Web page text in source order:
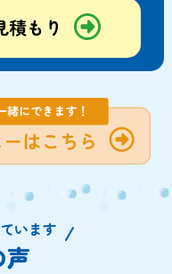
積もり
います
声